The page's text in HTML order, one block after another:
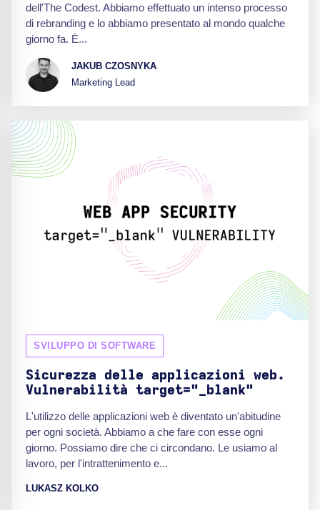
dell'The Codest. Abbiamo effettuato un intenso processo
di rebranding e lo abbiamo presentato al mondo qualche
giorno fa. È...
JAKUB CZOSNYKA
Marketing Lead
SVILUPPO DI SOFTWARE
Sicurezza delle applicazioni web.
Vulnerabilità target="_blank"
L'utilizzo delle applicazioni web è diventato un'abitudine
per ogni società. Abbiamo a che fare con esse ogni
giorno. Possiamo dire che ci circondano. Le usiamo al
lavoro, per l'intrattenimento e...
LUKASZ KOLKO